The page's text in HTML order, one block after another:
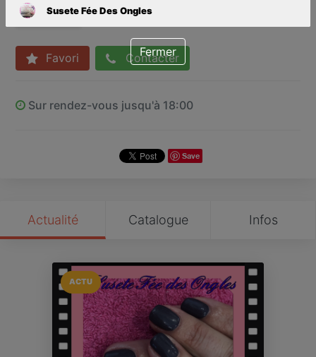
Sucy-en-Brie
Favori Contacter
Sur rendez-vous jusqu'à 18:00
Save
Actualité Catalogue Infos
ACTU
Susete Fée Des Ongles
Fermer